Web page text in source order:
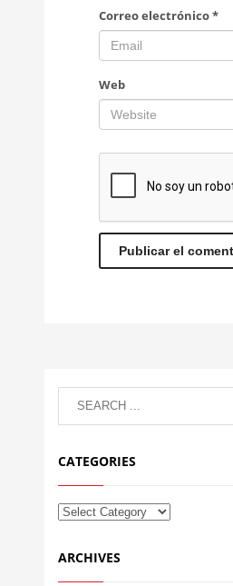
Correo electrónico*
Web
CATEGORIES
ARCHIVES